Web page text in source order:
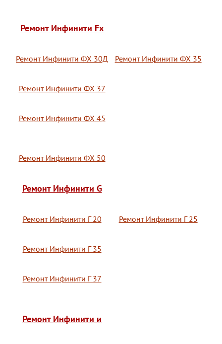
Ремонт Инфинити Fx
Ремонт Инфинити ФХ 30Д Ремонт Инфинити ФХ 35
Ремонт Инфинити ФХ 37
Ремонт Инфинити ФХ 45
Ремонт Инфинити ФХ 50
Ремонт Инфинити G
Ремонт Инфинити Г 20 Ремонт Инфинити Г 25
Ремонт Инфинити Г 35
Ремонт Инфинити Г 37
Ремонт Инфинити и